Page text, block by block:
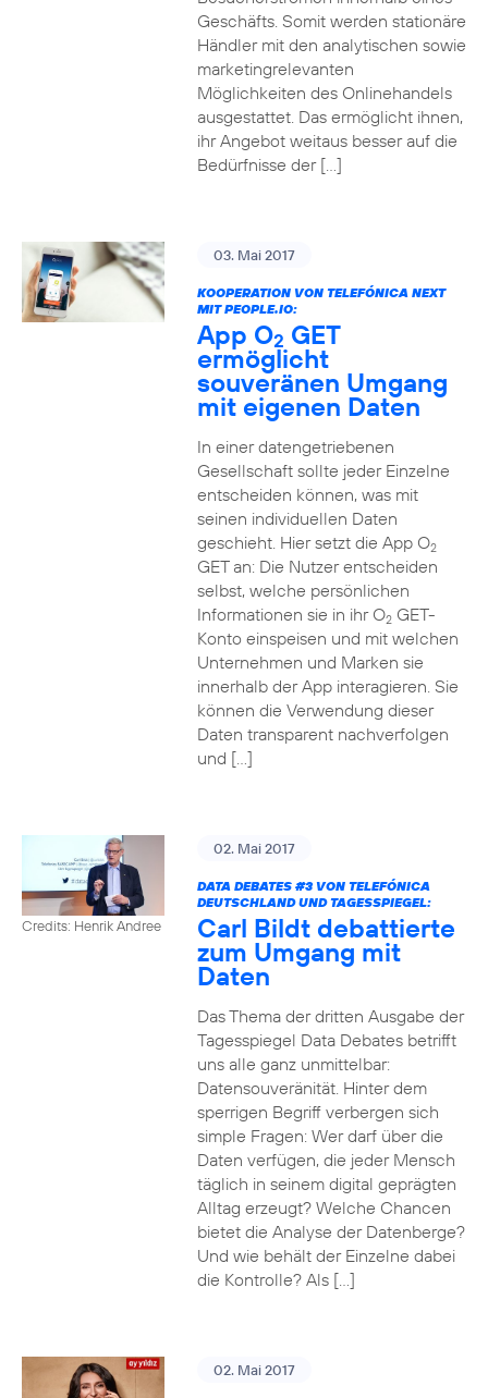
Geschäfts. Somit werden stationäre
Händler mit den analytischen sowie
marketingrelevanten
Möglichkeiten des Onlinehandels
ausgestattet. Das ermöglicht ihnen,
ihr Angebot weitaus besser auf die
Bedürfnisse der […]
03. Mai 2017
KOOPERATION VON TELEFÓNICA NEXT
MIT PEOPLE.IO:
App O2 GET
ermöglicht
souveränen Umgang
mit eigenen Daten
In einer datengetriebenen
Gesellschaft sollte jeder Einzelne
entscheiden können, was mit
seinen individuellen Daten
geschieht. Hier setzt die App O2
GET an: Die Nutzer entscheiden
selbst, welche persönlichen
Informationen sie in ihr O2GET-
Konto einspeisen und mit welchen
Unternehmen und Marken sie
innerhalb der App interagieren. Sie
können die Verwendung dieser
Daten transparent nachverfolgen
und […]
Credits: Henrik Andree
02. Mai 2017
DATA DEBATES #3VON TELEFÓNICA
DEUTSCHLAND UND TAGESSPIEGEL:
Carl Bildt debattierte
zum Umgang mit
Daten
Das Thema der dritten Ausgabe der
Tagesspiegel Data Debates betrifft
uns alle ganz unmittelbar:
Datensouveränität. Hinter dem
sperrigen Begriff verbergen sich
simple Fragen: Wer darf über die
Daten verfügen, die jeder Mensch
täglich in seinem digital geprägten
Alltag erzeugt? Welche Chancen
bietet die Analyse der Datenberge?
Und wie behält der Einzelne dabei
die Kontrolle? Als […]
02. Mai 2017